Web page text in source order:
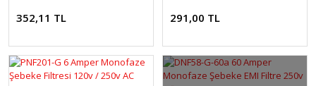
352,11 TL 291,00 TL